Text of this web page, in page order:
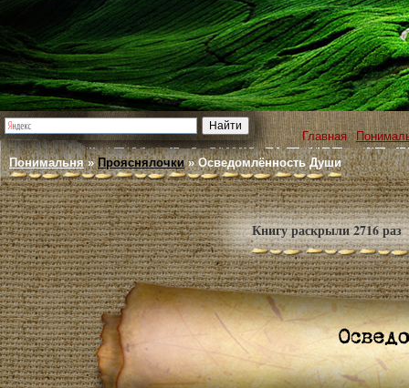
Главная
Понимальня»Прояснялочки»Осведомлённость Души
Книгу раскрыли 2716 раз